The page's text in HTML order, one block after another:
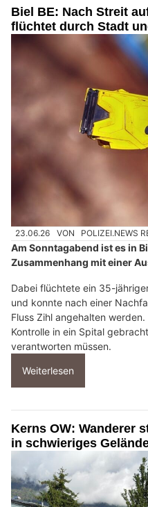
Biel BE: Nach Streit
flüchtet durch Stadt
23.06.26 VON POLIZEI.NEWS
Am Sonntagabend ist es in
Zusammenhang mit einer
Dabei flüchtete ein 35-
und konnte nach einer
Fluss Zihl angehalten
Kontrolle in ein Spital
verantworten müssen.
Weiterlesen
Kerns OW: Wanderer
in schwieriges